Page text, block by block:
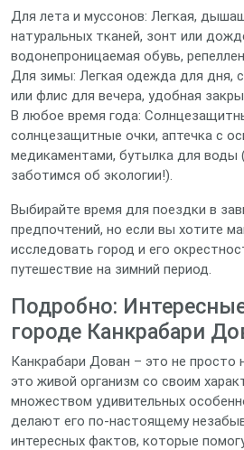
Для лета и муссонов: Легкая,
натуральных тканей, зонт или
водонепроницаемая обувь,
Для зимы: Легкая одежда для дня,
или флис для вечера, удобная
В любое время года:
солнцезащитные очки, аптечка с
медикаментами, бутылка для воды
заботимся об экологии!).
Выбирайте время для поездки в
предпочтений, но если вы хотите
исследовать город и его
путешествие на зимний период.
Подробно:
городе Канкрабари
Канкрабари Дован – это не просто
это живой организм со своим
множеством удивительных
делают его по-настоящему
интересных фактов, которые